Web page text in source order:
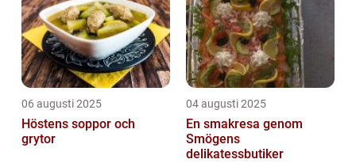
06 augusti 2025
Höstens soppor och
grytor
04 augusti 2025
En smakresa genom
Smögens
delikatessbutiker